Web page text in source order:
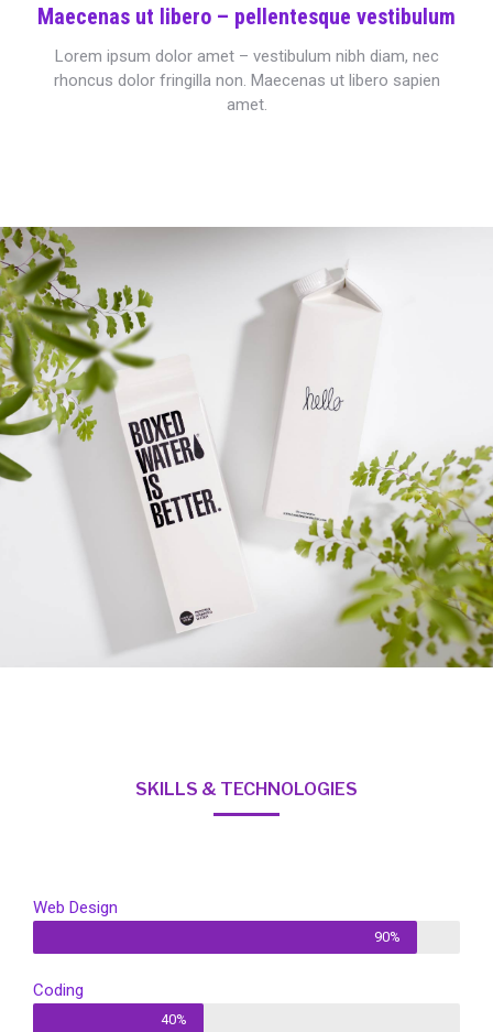
Maecenas ut libero – pellentesque vestibulum
Lorem ipsum dolor amet – vestibulum nibh diam, nec
rhoncus dolor fringilla non. Maecenas ut libero sapien
amet.
SKILLS & TECHNOLOGIES
Web Design
90%
Coding
40%